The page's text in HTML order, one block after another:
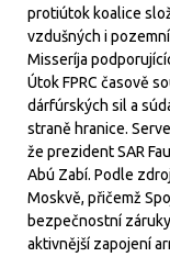
protiútok koalice
vzdušných i
Misseríja
Útok FPRC časově
dárfúrských sil a
straně hranice.
že prezident SAR
Abú Zabí. Podle
Moskvě, přičemž
bezpečnostní
aktivnější zapojení